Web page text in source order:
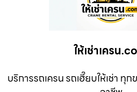
ให้เช่าเครน
บริการรถเครน รถเฮี๊ยบให้เช่า